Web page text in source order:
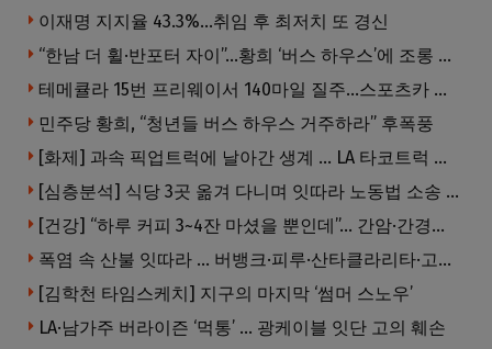
이재명 지지율 43.3%…취임 후 최저치 또 경신
“한남 더 휠·반포터 자이”…황희 ‘버스 하우스’에 조롱 쏟아져
테메큘라 15번 프리웨이서 140마일 질주…스포츠카 압수
민주당 황희, “청년들 버스 하우스 거주하라” 후폭풍
[화제] 과속 픽업트럭에 날아간 생계 … LA 타코트럭 일가족 3명 부상
[심층분석] 식당 3곳 옮겨 다니며 잇따라 노동법 소송 … 피소된 곳 모두 LA·OC 한인 식당들
[건강] “하루 커피 3~4잔 마셨을 뿐인데”… 간암·간경변 위험 뚝
폭염 속 산불 잇따라 … 버뱅크·피루·산타클라리타·고먼 잇단 산불
[김학천 타임스케치] 지구의 마지막 ‘썸머 스노우’
LA·남가주 버라이즌 ‘먹통’ … 광케이블 잇단 고의 훼손